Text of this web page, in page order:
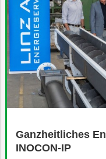
Ganzheitliches
INOCON-IP